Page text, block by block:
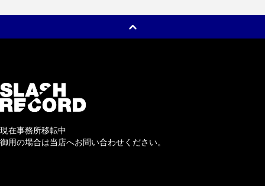
現在事務所移転中
御用の場合は当店へお問い合わせください。